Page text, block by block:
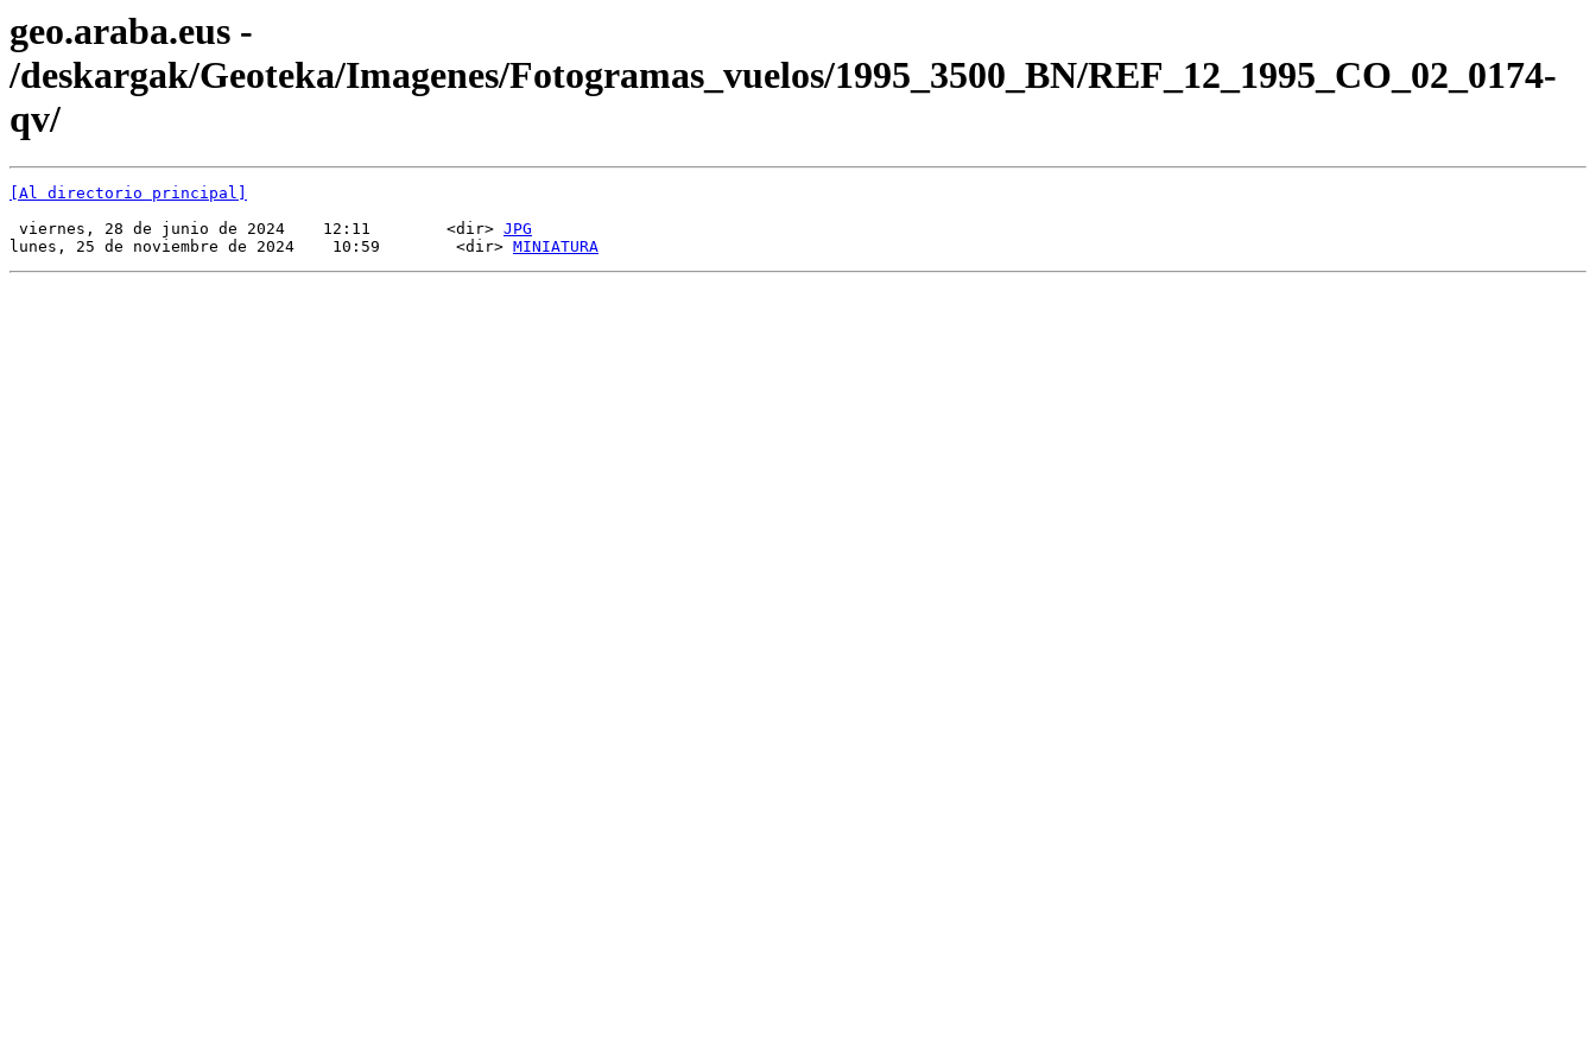
geo.araba.eus -
/deskargak/Geoteka/Imagenes/Fotogramas_vuelos/1995_3500_BN/REF_12_1995_CO_02_0174-
qv/
[Al directorio principal]
viernes, 28 de junio de 2024    12:11        <dir> JPG
lunes, 25 de noviembre de 2024    10:59        <dir> MINIATURA